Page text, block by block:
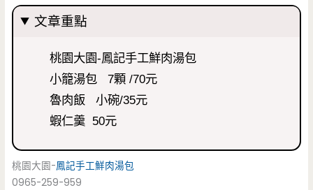
文章重點
桃園大園-鳳記手工鮮肉湯包
小籠湯包 7顆 /70元
魯肉飯 小碗/35元
蝦仁羹 50元
桃園大園-鳳記手工鮮肉湯包
0965-259-959